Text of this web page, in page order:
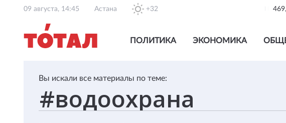
09 августа, 14:45 Астана +32
ПОЛИТИКА ЭКОНОМИКА
Вы искали все материалы по теме: